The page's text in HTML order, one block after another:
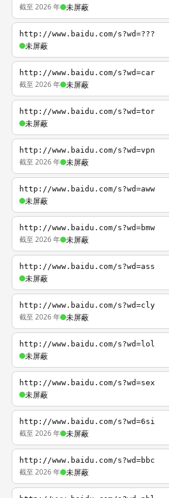
截至 2026 年 未屏蔽
http://www.baidu.com/s?wd=???
未屏蔽
http://www.baidu.com/s?wd=car
截至 2026 年 未屏蔽
http://www.baidu.com/s?wd=tor
未屏蔽
http://www.baidu.com/s?wd=vpn
截至 2026 年 未屏蔽
http://www.baidu.com/s?wd=aww
未屏蔽
http://www.baidu.com/s?wd=bmw
截至 2026 年 未屏蔽
http://www.baidu.com/s?wd=ass
未屏蔽
http://www.baidu.com/s?wd=cly
截至 2026 年 未屏蔽
http://www.baidu.com/s?wd=lol
未屏蔽
http://www.baidu.com/s?wd=sex
未屏蔽
http://www.baidu.com/s?wd=6si
截至 2026 年 未屏蔽
http://www.baidu.com/s?wd=bbc
截至 2026 年 未屏蔽